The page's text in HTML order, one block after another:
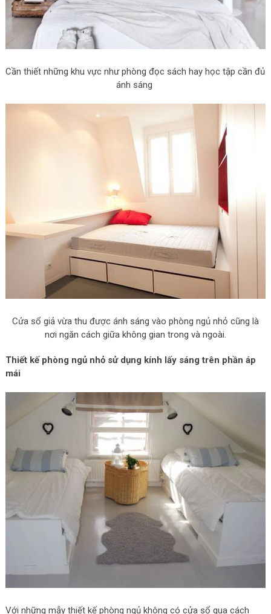
Cần thiết những khu vực như phòng đọc sách hay học tập cần đủ
ánh sáng
Cửa sổ giả vừa thu được ánh sáng vào phòng ngủ nhỏ cũng là
nơi ngăn cách giữa không gian trong và ngoài.
Thiết kế phòng ngủ nhỏ sử dụng kính lấy sáng trên phần áp
mái
Với những mẫy thiết kế phòng ngủ không có cửa sổ qua cách